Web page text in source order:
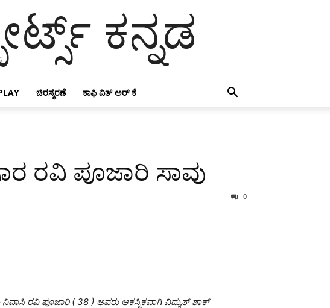
ಕನ್ನಡ
ಚಿರಸ್ಮರಣೆ ಕಾಫಿ ವಿತ್ ಅರ್ ಕೆ
ರವಿ ಪೂಜಾರಿ ಸಾವು
0
ರವಿ ಪೂಜಾರಿ ( 38 ) ಅವರು ಆಕಸ್ಮಿಕವಾಗಿ ವಿದ್ಯುತ್ ಶಾಕ್